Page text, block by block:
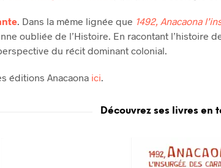
. Dans la même lignée que 1492, Anacaona
oubliée de l’Histoire. En racontant l’histoire
du récit dominant colonial.
éditions Anacaona ici.
Découvrez ses livres en